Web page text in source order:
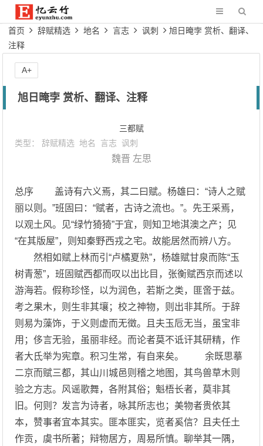
首页 辞赋精选 地名 言志 讽刺
旭日晻孛 赏析、翻译、
注释
旭日晻孛 赏析、翻译、注释
三都赋
类型：辞赋精选 地名 言志 讽刺
魏晋 左思
总序 盖诗有六义焉，其二曰赋。杨雄曰：“诗人之赋
丽以则。”班固曰：“赋者，古诗之流也。”。先王采焉，
以观土风。见“绿竹猗猗”于宜，则知卫地淇澳之产；见
“在其版屋”，则知秦野西戎之宅。故能居然而辨八方。
然相如赋上林而引“卢橘夏熟”，杨雄赋甘泉而陈“玉
树青葱”，班固赋西都而叹以出比目，张衡赋西京而述以
游海若。假称珍怪，以为润色，若斯之类，匪啻于兹。
考之果木，则生非其壤；校之神物，则出非其所。于辞
则易为藻饰，于义则虚而无徵。且夫玉卮无当，虽宝非
用；侈言无验，虽丽非经。而论者莫不诋讦其研精，作
者大氐举为宪章。积习生常，有自来矣。 余既思摹
二京而赋三都，其山川城邑则稽之地图，其鸟兽草木则
验之方志。风谣歌舞，各附其俗；魁梧长者，莫非其
旧。何则？发言为诗者，咏其所志也；美物者贵依其
本，赞事者宜本其实。匪本匪实，览者奚信？且夫任土
作贡，虞书所著；辩物居方，周易所慎。聊举其一隅，
A+